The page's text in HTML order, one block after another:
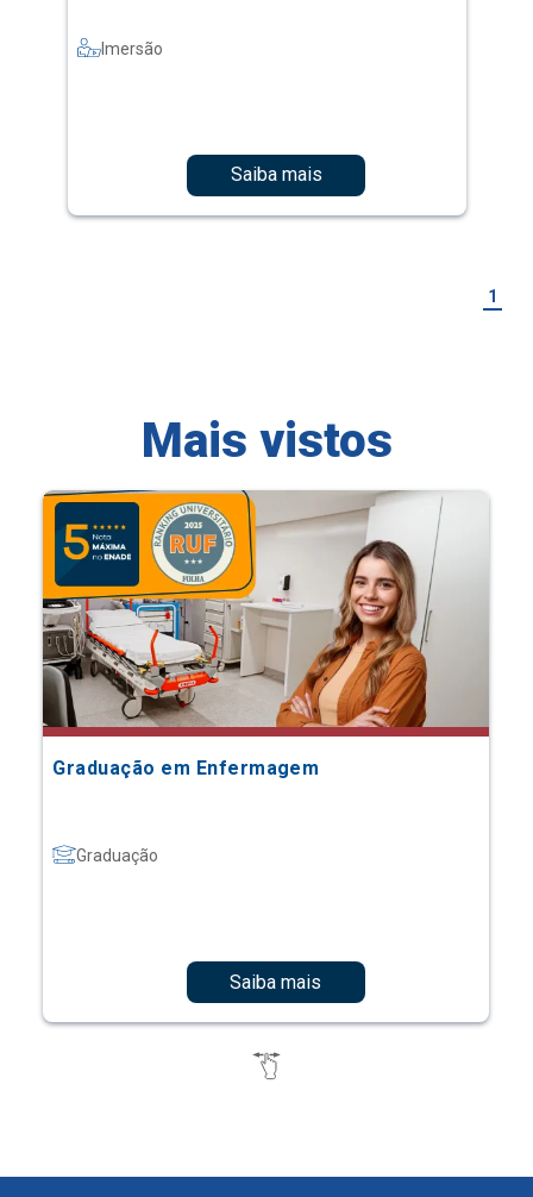
Imersão
Saiba mais
1
Mais vistos
Graduação em Enfermagem
Graduação
Saiba mais